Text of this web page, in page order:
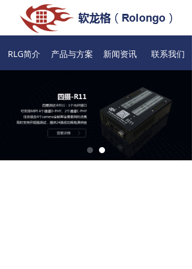
RLG简介 产品与方案 新闻资讯 联系我们